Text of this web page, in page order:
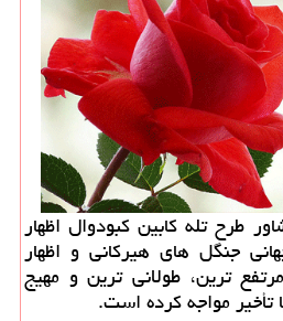
طرح تله كابین كبودوال اظهار
جنگل های هیركانی و اظهار
ترین، طولانی ترین و مهیج
تأخیر مواجه كرده است.